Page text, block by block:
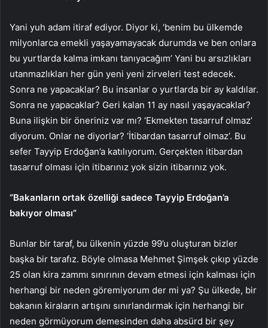
Yani yuh adam itiraf ediyor. Diyor ki, ‘benim bu ülkemde
milyonlarca emekli yaşayamayacak durumda ve ben onlara
bu yurtlarda kalma imkanı tanıyacağım’ Yani bu arsızlıkları
utanmazlıkları her gün yeni yeni zirveleri test edecek.
Sonra ne yapacaklar? Bu insanlar o yurtlarda bir ay kaldılar.
Sonra ne yapacaklar? Geri kalan 11 ay nasıl yaşayacaklar?
Buna ilişkin bir öneriniz var mı? ‘Ekmekten tasarruf olmaz’
diyorum. Onlar ne diyorlar? ‘İtibardan tasarruf olmaz’. Bu
sefer Tayyip Erdoğan’a katılıyorum. Gerçekten itibardan
tasarruf olması için itibarınız yok sizin itibarınız yok.
“Bakanların ortak özelliği sadece Tayyip Erdoğan’a
bakıyor olması”
Bunlar bir taraf, bu ülkenin yüzde 99’u oluşturan bizler
başka bir tarafız. Böyle olmasa Mehmet Şimşek çıkıp yüzde
25 olan kira zammı sınırının devam etmesi için kalması için
herhangi bir neden göremiyorum der mi ya? Şu ülkede, bir
bakanın kiraların artışını sınırlandırmak için herhangi bir
neden görmüyorum demesinden daha absürd bir şey